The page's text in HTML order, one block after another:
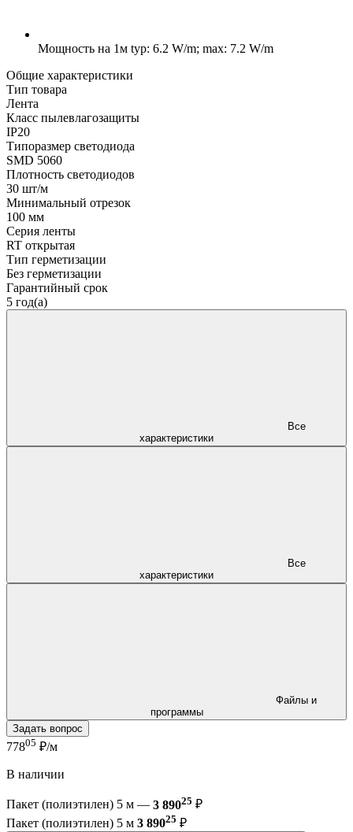
Мощность на 1м typ: 6.2 W/m; max: 7.2 W/m
Общие характеристики
Тип товара
Лента
Класс пылевлагозащиты
IP20
Типоразмер светодиода
SMD 5060
Плотность светодиодов
30 шт/м
Минимальный отрезок
100 мм
Серия ленты
RT открытая
Тип герметизации
Без герметизации
Гарантийный срок
5 год(а)
характеристики
характеристики
программы
Задать вопрос
77805 ₽/м
В наличии
Пакет (полиэтилен) 5 м — 3 89025 ₽
Пакет (полиэтилен) 5 м 3 89025 ₽